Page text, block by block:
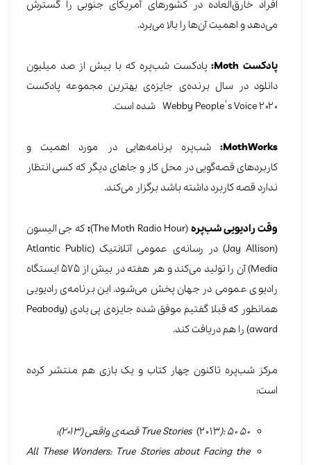
افراد خارق‌العاده در کشورهای‌ آمریکای جنوبی را گسترش
می‌دهد و اهمیت آن‌ها را بالا می‌برد.
پادکست Moth
:پادکست شب‌پره که با بیش از صد میلیون
دانلود در سال برنده‌ی جایزه‌ی بهترین مجموعه پادکست
Webby People’s Voice 2020 شده است.
MothWorks
:شب‌پره برنامه‌هایی در مورد اهمیت و
کاربردهای قصه‌گویی در محل کار و جاهای دیگر که کسی انتظار
ندارد قصه کاربرد داشته باشد برگزار می‌کند.
وقت رادیویی شب‌پره (The Moth Radio Hour)
: که جی الیسون
(Jay Allison) در رسانه‌ی عمومی آتلانتیک (Atlantic Public
Media) آن را تولید می‌کند و هر هفته در بیش از 575 ایستگاه
رادیوی عمومی در جهان پخش می‌شود. این برنامه‌ی رادیویی
همانطور که قبلا گفتیم موفق شده جایزه‌ی پی بادی (Peabody
award) را هم دریافت کند.
مرکز شب‌پره تاکنون چهار کتاب و یک بازی هم منتشر کرده
است:
50 True Stories
(2013): 50 قصه‌ی واقعی (2013)؛
All These Wonders: True Stories about Facing the